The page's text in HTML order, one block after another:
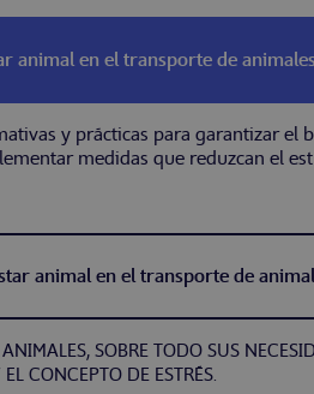
animal en el transporte de
y prácticas para garantizar el
medidas que reduzcan el
animal en el transporte de
SOBRE TODO SUS
CONCEPTO DE ESTRÉS.